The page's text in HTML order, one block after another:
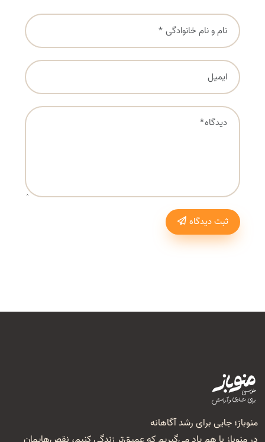
ثبت دیدگاه
منوباز؛ جایی برای رشد آگاهانه